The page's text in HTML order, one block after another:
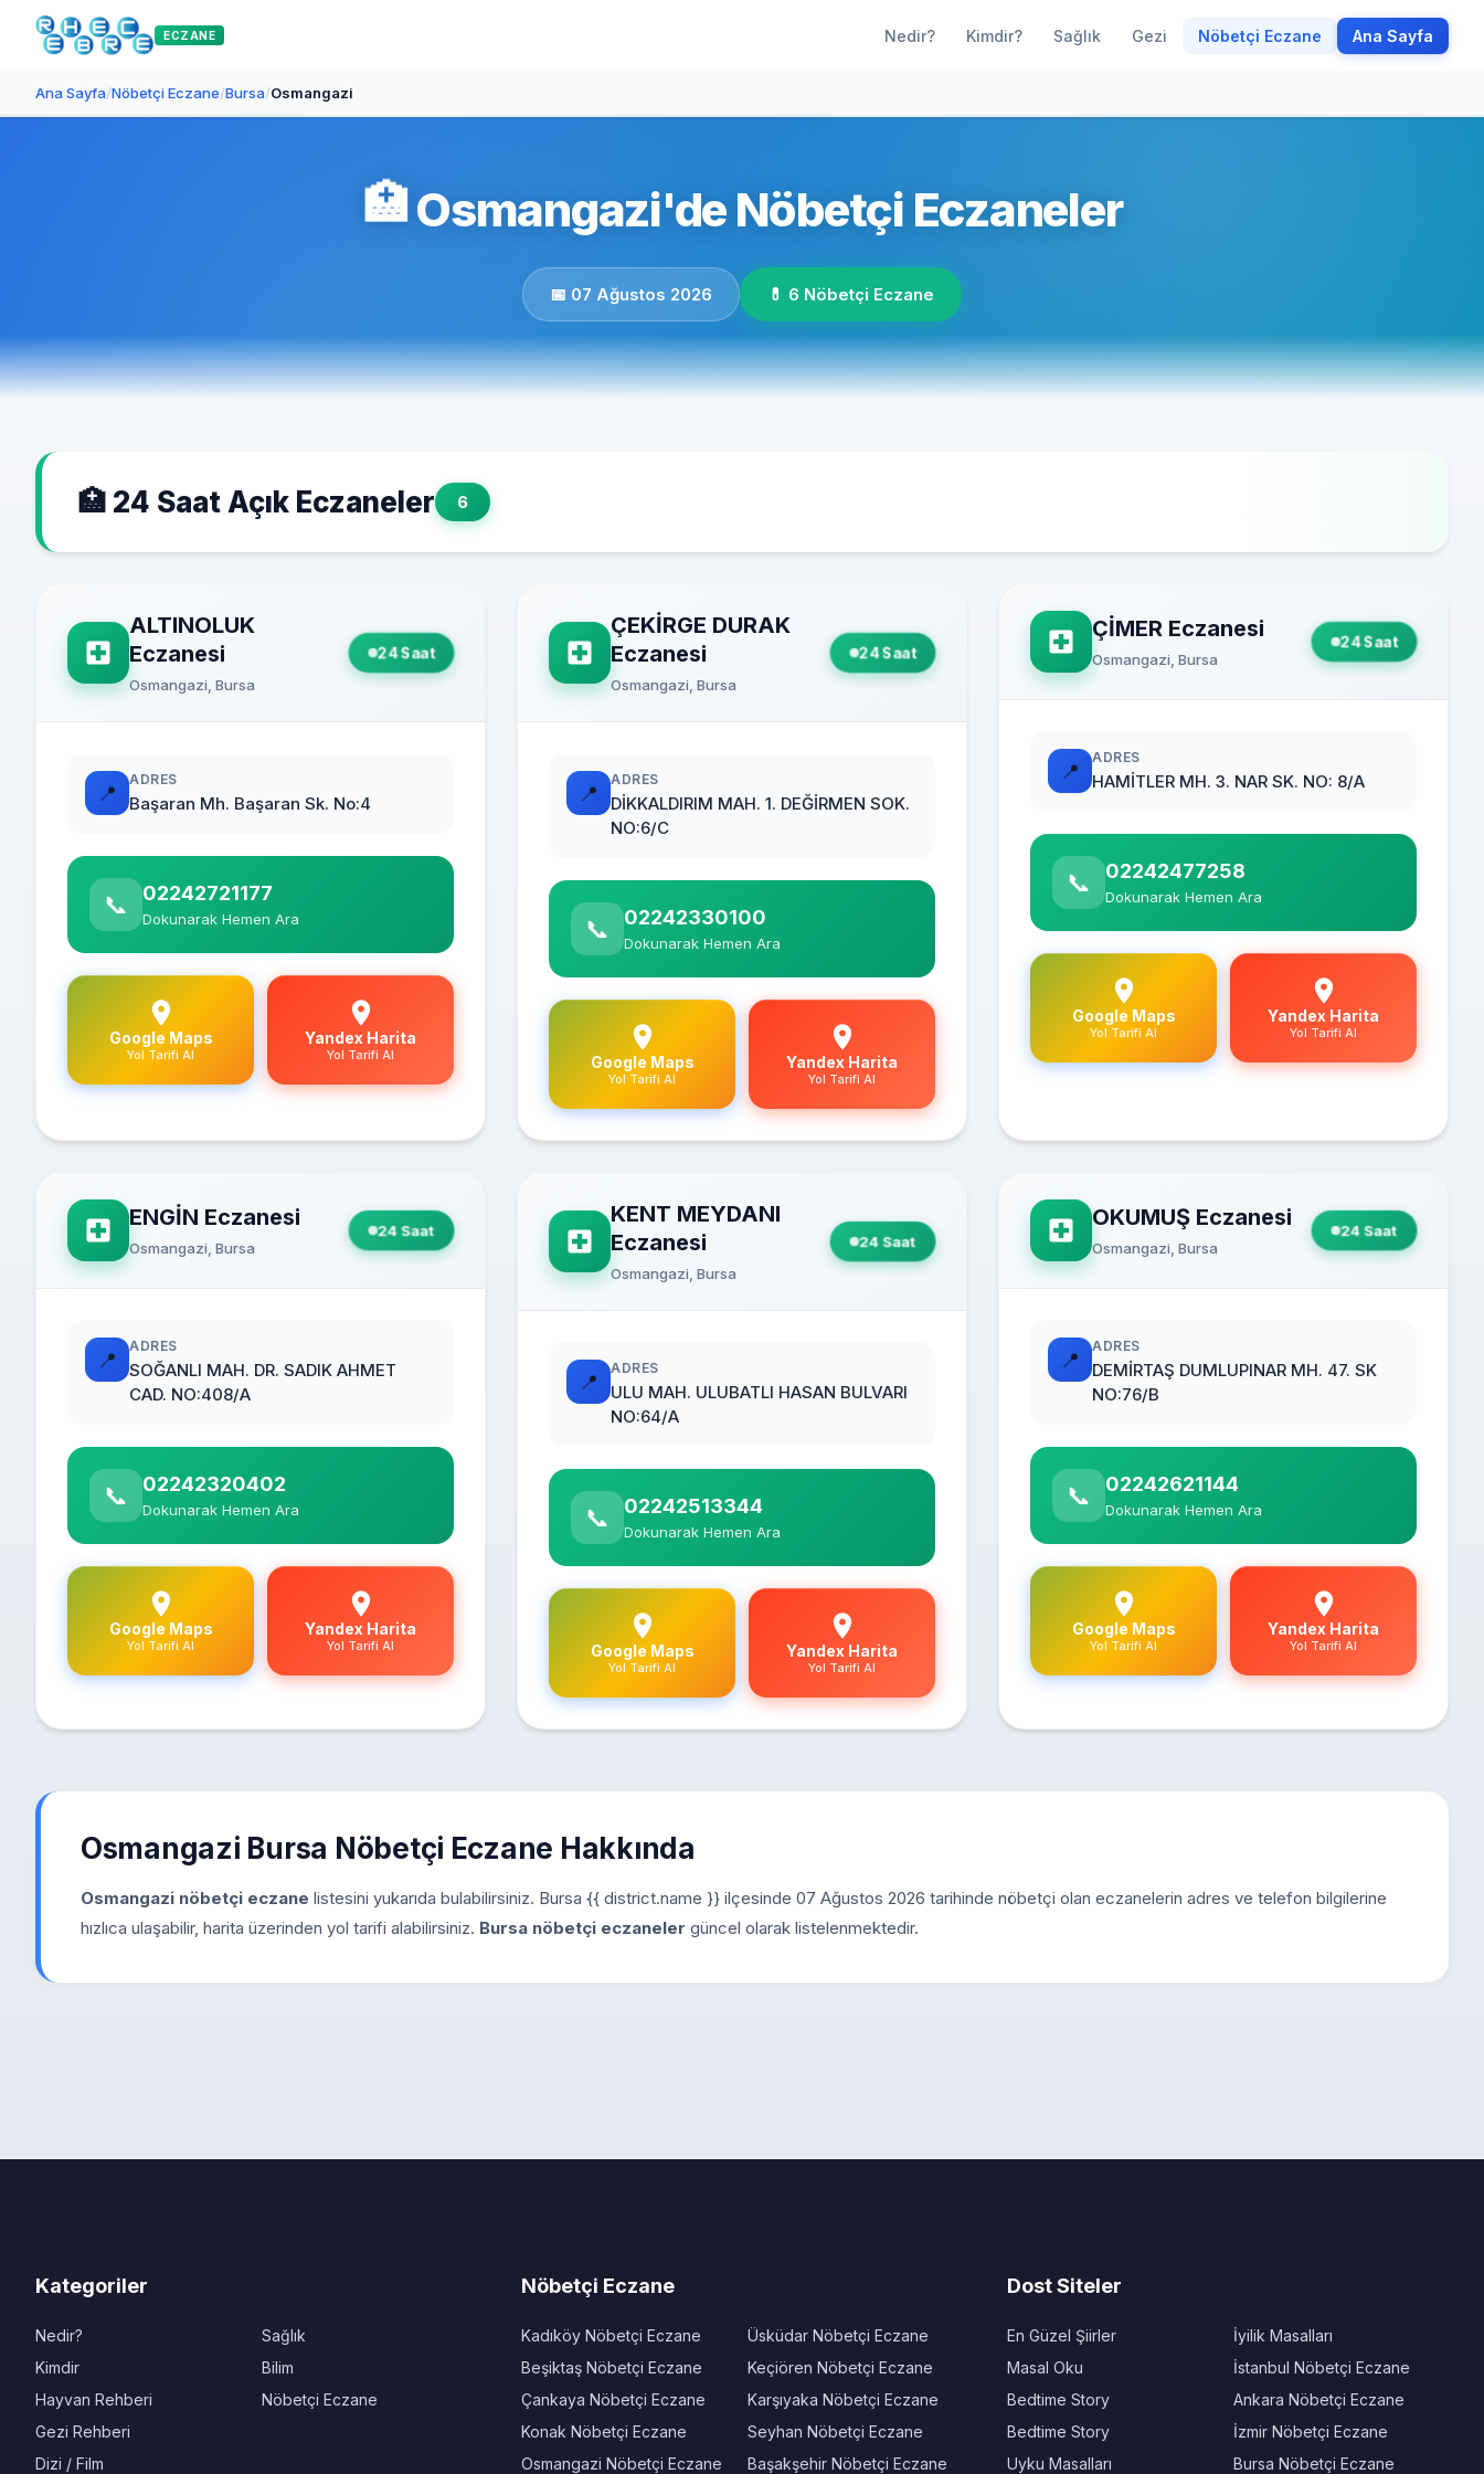
ECZANE Nedir? Kimdir? Sağlık Gezi Nöbetçi Eczane Ana Sayfa
Ana Sayfa/Nöbetçi Eczane/Bursa/Osmangazi
🏥Osmangazi'de Nöbetçi Eczaneler
📅 07 Ağustos 2026 💊 6 Nöbetçi Eczane
🏥 24 Saat Açık Eczaneler 6
ALTINOLUK
Eczanesi
Osmangazi, Bursa
24 Saat
📍
ADRES
Başaran Mh. Başaran Sk. No:4
📞 02242721177
Dokunarak Hemen Ara
Google Maps
Yol Tarifi Al
Yandex Harita
Yol Tarifi Al
ÇEKİRGE DURAK
Eczanesi
Osmangazi, Bursa
24 Saat
📍
ADRES
DİKKALDIRIM MAH. 1. DEĞİRMEN SOK.
NO:6/C
📞 02242330100
Dokunarak Hemen Ara
Google Maps
Yol Tarifi Al
Yandex Harita
Yol Tarifi Al
ÇİMER Eczanesi
Osmangazi, Bursa
24 Saat
📍
ADRES
HAMİTLER MH. 3. NAR SK. NO: 8/A
📞 02242477258
Dokunarak Hemen Ara
Google Maps
Yol Tarifi Al
Yandex Harita
Yol Tarifi Al
ENGİN Eczanesi
Osmangazi, Bursa
24 Saat
📍
ADRES
SOĞANLI MAH. DR. SADIK AHMET
CAD. NO:408/A
📞 02242320402
Dokunarak Hemen Ara
Google Maps
Yol Tarifi Al
Yandex Harita
Yol Tarifi Al
KENT MEYDANI
Eczanesi
Osmangazi, Bursa
24 Saat
📍
ADRES
ULU MAH. ULUBATLI HASAN BULVARI
NO:64/A
📞 02242513344
Dokunarak Hemen Ara
Google Maps
Yol Tarifi Al
Yandex Harita
Yol Tarifi Al
OKUMUŞ Eczanesi
Osmangazi, Bursa
24 Saat
📍
ADRES
DEMİRTAŞ DUMLUPINAR MH. 47. SK
NO:76/B
📞 02242621144
Dokunarak Hemen Ara
Google Maps
Yol Tarifi Al
Yandex Harita
Yol Tarifi Al
Osmangazi Bursa Nöbetçi Eczane Hakkında
Osmangazi nöbetçi eczane listesini yukarıda bulabilirsiniz. Bursa {{ district.name }} ilçesinde 07 Ağustos 2026 tarihinde nöbetçi olan eczanelerin adres ve telefon bilgilerine
hızlıca ulaşabilir, harita üzerinden yol tarifi alabilirsiniz. Bursa nöbetçi eczaneler güncel olarak listelenmektedir.
Kategoriler
Nedir?
Kimdir
Hayvan Rehberi
Gezi Rehberi
Dizi / Film
Sağlık
Bilim
Nöbetçi Eczane
Nöbetçi Eczane
Kadıköy Nöbetçi Eczane
Beşiktaş Nöbetçi Eczane
Çankaya Nöbetçi Eczane
Konak Nöbetçi Eczane
Osmangazi Nöbetçi Eczane
Üsküdar Nöbetçi Eczane
Keçiören Nöbetçi Eczane
Karşıyaka Nöbetçi Eczane
Seyhan Nöbetçi Eczane
Başakşehir Nöbetçi Eczane
Dost Siteler
En Güzel Şiirler
Masal Oku
Bedtime Story
Bedtime Story
Uyku Masalları
İyilik Masalları
İstanbul Nöbetçi Eczane
Ankara Nöbetçi Eczane
İzmir Nöbetçi Eczane
Bursa Nöbetçi Eczane